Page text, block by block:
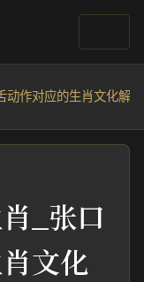
作对应的生肖文化解读
_张口
文化